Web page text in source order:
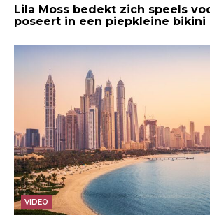
Lila Moss bedekt zich speels
poseert in een piepkleine bikini
VIDEO